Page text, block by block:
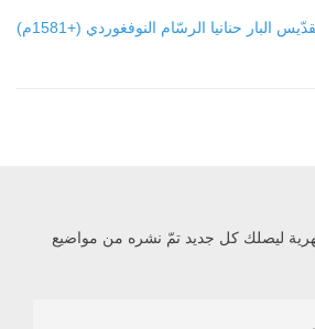
البار حنانيا الرسّام النوفغوردي (+1581م)
ليصلك كل جديد تمّ نشره من مواضيع